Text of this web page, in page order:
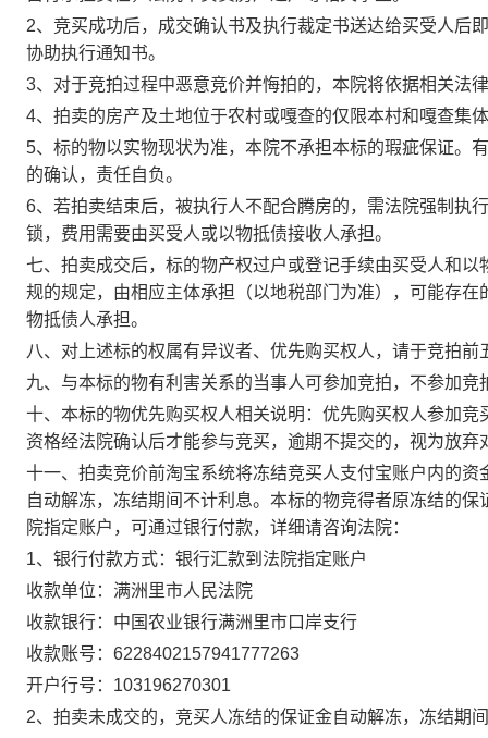
2、竞买成功后，成交确认书及执行裁定书送达给买受人后
协助执行通知书。
3、对于竞拍过程中恶意竞价并悔拍的，本院将依据相关法
4、拍卖的房产及土地位于农村或嘎查的仅限本村和嘎查集
5、标的物以实物现状为准，本院不承担本标的瑕疵保证。
的确认，责任自负。
6、若拍卖结束后，被执行人不配合腾房的，需法院强制执
锁，费用需要由买受人或以物抵债接收人承担。
七、拍卖成交后，标的物产权过户或登记手续由买受人和以
规的规定，由相应主体承担（以地税部门为准）
， 可能存在
物抵债人承担。
八、对上述标的权属有异议者、优先购买权人，请于竞拍前
九、与本标的物有利害关系的当事人可参加竞拍，不参加
十、本标的物优先购买权人相关说明：优先购买权人参加
资格经法院确认后才能参与竞买，逾期不提交的，视为放弃
十一、拍卖竞价前淘宝系统将冻结竞买人支付宝账户内的
自动解冻，冻结期间不计利息。本标的物竞得者原冻结的
院指定账户，可通过银行付款，详细请咨询法院：
1、银行付款方式：银行汇款到法院指定账户
收款单位：满洲里市人民法院
收款银行：中国农业银行满洲里市口岸支行
收款账号：6228402157941777263
开户行号： 103196270301
2、拍卖未成交的，竞买人冻结的保证金自动解冻，冻结期